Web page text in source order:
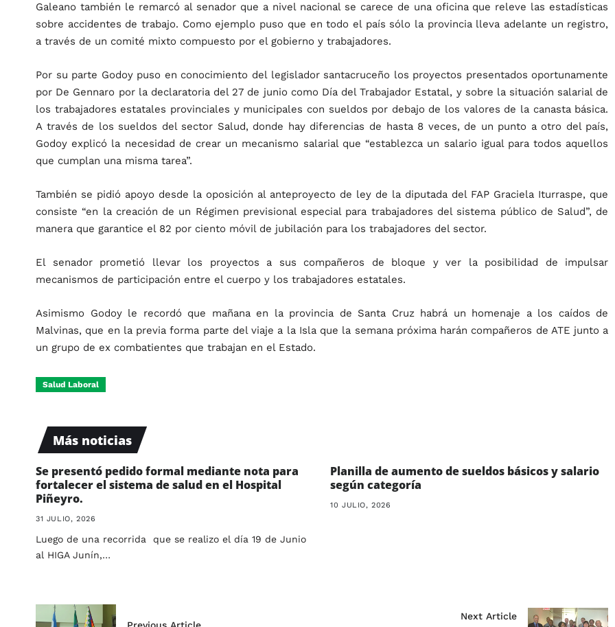
Galeano también le remarcó al senador que a nivel nacional se carece de una oficina que releve las estadísticas
sobre accidentes de trabajo. Como ejemplo puso que en todo el país sólo la provincia lleva adelante un registro,
a través de un comité mixto compuesto por el gobierno y trabajadores.
Por su parte Godoy puso en conocimiento del legislador santacruceño los proyectos presentados oportunamente
por De Gennaro por la declaratoria del 27 de junio como Día del Trabajador Estatal, y sobre la situación salarial de
los trabajadores estatales provinciales y municipales con sueldos por debajo de los valores de la canasta básica.
A través de los sueldos del sector Salud, donde hay diferencias de hasta 8 veces, de un punto a otro del país,
Godoy explicó la necesidad de crear un mecanismo salarial que “establezca un salario igual para todos aquellos
que cumplan una misma tarea”.
También se pidió apoyo desde la oposición al anteproyecto de ley de la diputada del FAP Graciela Iturraspe, que
consiste “en la creación de un Régimen previsional especial para trabajadores del sistema público de Salud”, de
manera que garantice el 82 por ciento móvil de jubilación para los trabajadores del sector.
El senador prometió llevar los proyectos a sus compañeros de bloque y ver la posibilidad de impulsar
mecanismos de participación entre el cuerpo y los trabajadores estatales.
Asimismo Godoy le recordó que mañana en la provincia de Santa Cruz habrá un homenaje a los caídos de
Malvinas, que en la previa forma parte del viaje a la Isla que la semana próxima harán compañeros de ATE junto a
un grupo de ex combatientes que trabajan en el Estado.
Salud Laboral
Más noticias
Se presentó pedido formal mediante nota para
fortalecer el sistema de salud en el Hospital
Piñeyro.
31 JULIO, 2026
Luego de una recorrida que se realizo el día 19 de Junio
al HIGA Junín,…
Planilla de aumento de sueldos básicos y salario
según categoría
10 JULIO, 2026
Next Article